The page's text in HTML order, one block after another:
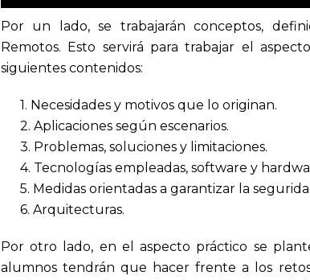
Por un lado, se trabajarán conceptos,
Remotos. Esto servirá para trabajar el
siguientes contenidos:
1. Necesidades y motivos que lo originan.
2. Aplicaciones según escenarios.
3. Problemas, soluciones y limitaciones.
4. Tecnologías empleadas, software y
5. Medidas orientadas a garantizar la
6. Arquitecturas.
Por otro lado, en el aspecto práctico se
alumnos tendrán que hacer frente a los